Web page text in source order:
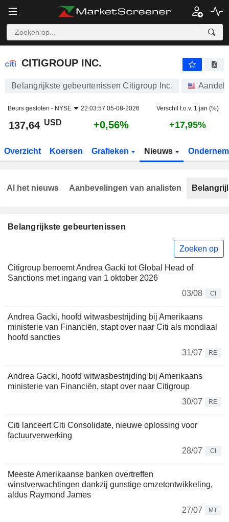
CITIGROUP INC.
CITIGROUP INC.
Belangrijkste gebeurtenissen Citigroup Inc.
Beurs gesloten - NYSE 22:03:57 05-08-2026 Verschil t.o.v. 1 jan (%)
137,64 USD +0,56% +17,95%
Overzicht Koersen Grafieken Nieuws
Belangrijkste gebeurtenissen
Zoeken op
Citigroup benoemt Andrea Gacki tot Global Head of
Sanctions met ingang van 1 oktober 2026
03/08
CI
Andrea Gacki, hoofd witwasbestrijding bij Amerikaans
ministerie van Financiën, stapt over naar Citi als mondiaal
hoofd sancties
31/07
RE
Andrea Gacki, hoofd witwasbestrijding bij Amerikaans
ministerie van Financiën, stapt over naar Citigroup
30/07
RE
Citi lanceert Citi Consolidate, nieuwe oplossing voor
factuurverwerking
28/07
CI
Meeste Amerikaanse banken overtreffen
winstverwachtingen dankzij gunstige omzetontwikkeling,
aldus Raymond James
27/07
MT
Al het nieuws Aanbevelingen van analisten